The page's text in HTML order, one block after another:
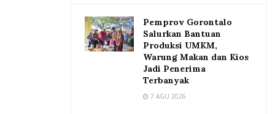
Pemprov Gorontalo
Salurkan Bantuan
Produksi UMKM,
Warung Makan dan Kios
Jadi Penerima
Terbanyak
7 AGU 2026